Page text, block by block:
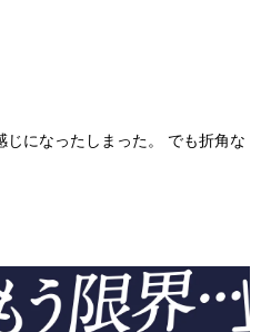
になったしまった。 でも折角な